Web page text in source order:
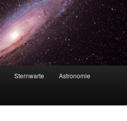
Sternwarte Astronomie